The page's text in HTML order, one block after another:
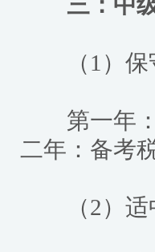
三：中级
（1）保
第一年：
二年：备考
（2）适